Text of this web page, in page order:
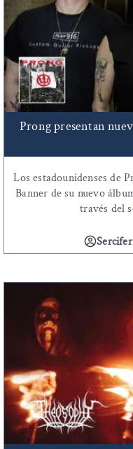
Prong presentan
Los estadounidenses de
Banner de su nuevo
través del
Sercifer